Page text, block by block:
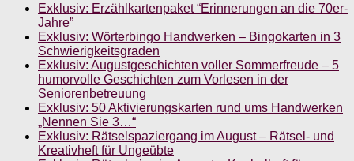
Exklusiv: Erzählkartenpaket “Erinnerungen an die 70er-
Jahre”
Exklusiv: Wörterbingo Handwerken – Bingokarten in 3
Schwierigkeitsgraden
Exklusiv: Augustgeschichten voller Sommerfreude – 5
humorvolle Geschichten zum Vorlesen in der
Seniorenbetreuung
Exklusiv: 50 Aktivierungskarten rund ums Handwerken
„Nennen Sie 3…“
Exklusiv: Rätselspaziergang im August – Rätsel- und
Kreativheft für Ungeübte